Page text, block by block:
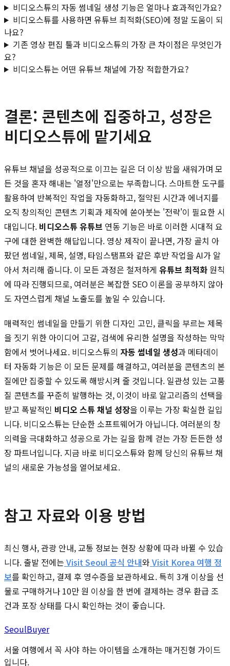
비디오스튜의 자동 썸네일 생성 기능은 얼마나 효과적인가요?
비디오스튜를 사용하면 유튜브 최적화(SEO)에 정말 도움이 되
나요?
기존 영상 편집 툴과 비디오스튜의 가장 큰 차이점은 무엇인가
요?
비디오스튜는 어떤 유튜브 채널에 가장 적합한가요?
결론: 콘텐츠에 집중하고, 성장은
비디오스튜에 맡기세요
유튜브 채널을 성공적으로 이끄는 길은 더 이상 밤을 새워가며 모
든 것을 혼자 해내는 '열정'만으로는 부족합니다. 스마트한 도구를
활용하여 반복적인 작업을 자동화하고, 절약된 시간과 에너지를
오직 창의적인 콘텐츠 기획과 제작에 쏟아붓는 '전략'이 필요한 시
대입니다. 비디오스튜 유튜브 연동 기능은 바로 이러한 시대적 요
구에 대한 완벽한 해답입니다. 영상 제작이 끝나면, 가장 골치 아
팠던 썸네일, 제목, 설명, 타임스탬프와 같은 후반 작업을 AI가 알
아서 처리해 줍니다. 이 모든 과정은 철저하게 유튜브 최적화 원칙
에 따라 진행되므로, 여러분은 복잡한 SEO 이론을 공부하지 않아
도 자연스럽게 채널 노출도를 높일 수 있습니다.
매력적인 썸네일을 만들기 위한 디자인 고민, 클릭을 부르는 제목
을 짓기 위한 아이디어 고갈, 검색에 유리한 설명을 작성하는 막막
함에서 벗어나세요. 비디오스튜의 자동 썸네일 생성과 메타데이
터 자동화 기능은 이 모든 문제를 해결하고, 여러분을 콘텐츠의 본
질에만 집중할 수 있도록 해방시켜 줄 것입니다. 일관성 있는 고품
질 콘텐츠를 꾸준히 발행하는 것, 이것이 바로 알고리즘의 선택을
받고 폭발적인 비디오 스튜 채널 성장을 이루는 가장 확실한 길입
니다. 비디오스튜는 단순한 소프트웨어가 아닙니다. 여러분의 창
의력을 극대화하고 성공으로 가는 길을 함께 걷는 가장 든든한 성
장 파트너입니다. 지금 바로 비디오스튜와 함께 당신의 유튜브 채
널의 새로운 가능성을 열어보세요.
참고 자료와 이용 방법
최신 행사, 관광 안내, 교통 정보는 현장 상황에 따라 바뀔 수 있습
니다. 출발 전에는 Visit Seoul 공식 안내와 Visit Korea 여행 정
보를 확인하고, 결제 후 영수증을 보관하세요. 특히 3개 이상을 선
물로 구매하거나 10만 원 이상을 한 번에 결제하는 경우 환급 조
건과 포장 상태를 다시 확인하는 것이 좋습니다.
SeoulBuyer
서울 여행에서 꼭 사야 하는 아이템을 소개하는 매거진형 가이드
입니다.